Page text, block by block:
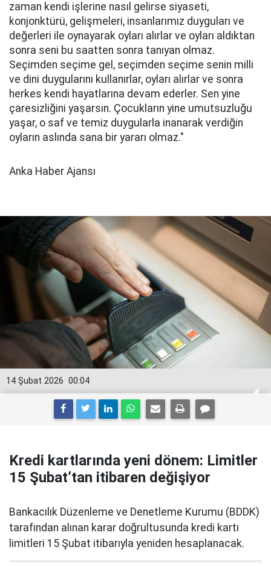
zaman kendi işlerine nasıl gelirse siyaseti,
konjonktürü, gelişmeleri, insanlarımız duyguları ve
değerleri ile oynayarak oyları alırlar ve oyları aldıktan
sonra seni bu saatten sonra tanıyan olmaz.
Seçimden seçime gel, seçimden seçime senin milli
ve dini duygularını kullanırlar, oyları alırlar ve sonra
herkes kendi hayatlarına devam ederler. Sen yine
çaresizliğini yaşarsın. Çocukların yine umutsuzluğu
yaşar, o saf ve temiz duygularla inanarak verdiğin
oyların aslında sana bir yararı olmaz."
Anka Haber Ajansı
00:04
14 Şubat 2026
Kredi kartlarında yeni dönem: Limitler
15 Şubat’tan itibaren değişiyor
Bankacılık Düzenleme ve Denetleme Kurumu (BDDK)
tarafından alınan karar doğrultusunda kredi kartı
limitleri 15 Şubat itibarıyla yeniden hesaplanacak.